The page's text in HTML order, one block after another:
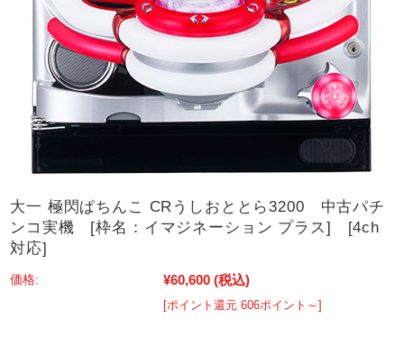
大一 極閃ぱちんこ CRうしおととら3200 中古パチ
ンコ実機 [枠名：イマジネーション プラス] [4ch
対応]
価格: ¥60,600 (税込)
[ポイント還元 606ポイント～]